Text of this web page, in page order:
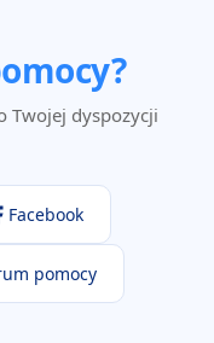
Twojej dyspozycji
Facebook
pomocy